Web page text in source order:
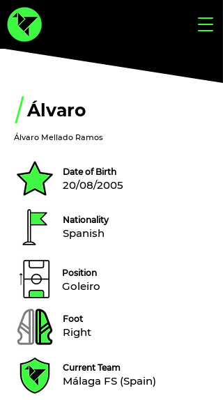
Álvaro
Álvaro Mellado Ramos
Date of Birth
20/08/2005
Nationality
Spanish
Position
Goleiro
Foot
Right
Current Team
Málaga FS (Spain)